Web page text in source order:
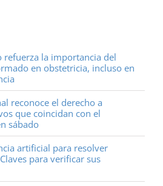
refuerza la importancia del
en obstetricia, incluso en
reconoce el derecho a
que coincidan con el
sábado
artificial para resolver
para verificar sus